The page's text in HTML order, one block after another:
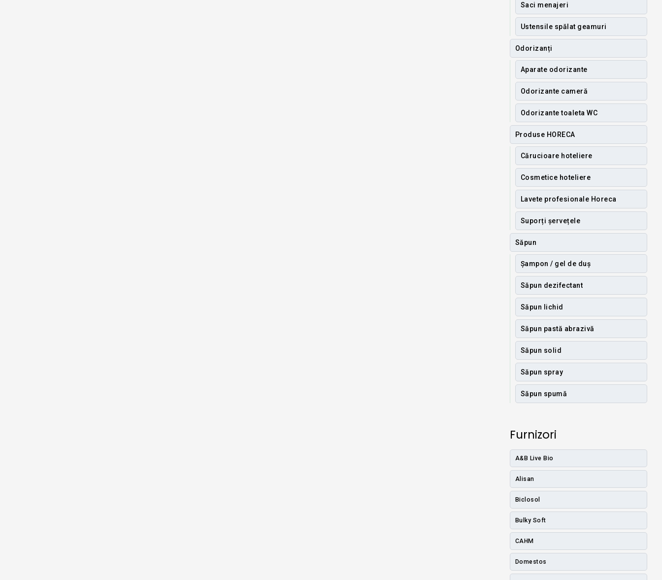
Saci menajeri
Ustensile spălat geamuri
Odorizanți
Aparate odorizante
Odorizante cameră
Odorizante toaleta WC
Produse HORECA
Cărucioare hoteliere
Cosmetice hoteliere
Lavete profesionale Horeca
Suporți șervețele
Săpun
Șampon / gel de duș
Săpun dezifectant
Săpun lichid
Săpun pastă abrazivă
Săpun solid
Săpun spray
Săpun spumă
Furnizori
A&B Live Bio
Alisan
Biclosol
Bulky Soft
CAHM
Domestos